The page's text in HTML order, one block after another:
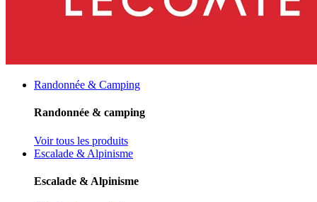
Randonnée & Camping
Randonnée & camping
Voir tous les produits
Escalade & Alpinisme
Escalade & Alpinisme